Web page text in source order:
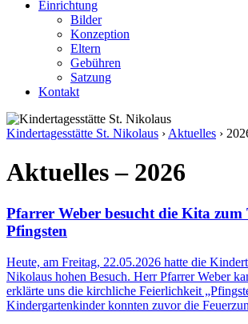
Einrichtung
Bilder
Konzeption
Eltern
Gebühren
Satzung
Kontakt
Kindertagesstätte St. Nikolaus › Aktuelles ›
Aktuelles – 2026
Pfarrer Weber besucht die Kita zum
Pfingsten
Heute, am Freitag, 22.05.2026 hatte die
Nikolaus hohen Besuch. Herr Pfarrer Weber
erklärte uns die kirchliche Feierlichkeit
Kindergartenkinder konnten zuvor die